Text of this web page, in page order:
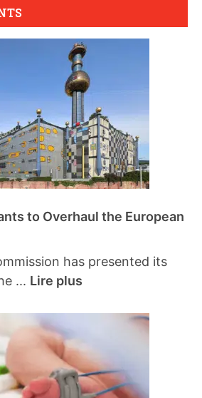
to Overhaul the European
has presented its
... Lire plus